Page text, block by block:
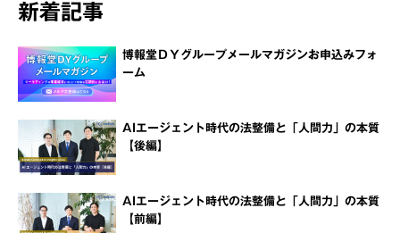
新着記事
博報堂ＤＹグループメールマガジンお申込みフォ
ーム
AIエージェント時代の法整備と「人間力」の本質
【後編】
AIエージェント時代の法整備と「人間力」の本質
【前編】